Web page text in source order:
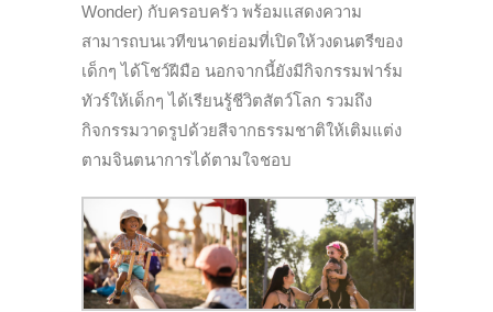
Wonder) กับครอบครัว พร้อมแสดงความ
สามารถบนเวทีขนาดย่อมที่เปิดให้วงดนตรีของ
เด็กๆ ได้โชว์ฝีมือ นอกจากนี้ยังมีกิจกรรมฟาร์ม
ทัวร์ให้เด็กๆ ได้เรียนรู้ชีวิตสัตว์โลก รวมถึง
กิจกรรมวาดรูปด้วยสีจากธรรมชาติให้เติมแต่ง
ตามจินตนาการได้ตามใจชอบ